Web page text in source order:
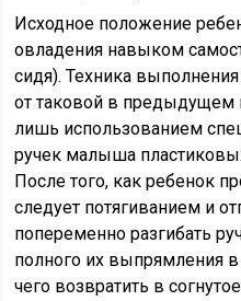
Исходное положение
овладения навыком
сидя). Техника
от таковой в предыдущем
лишь использованием
ручек малыша
После того, как ребенок
следует потягиванием и
попеременно разгибать
полного их выпрямления
чего возвратить в